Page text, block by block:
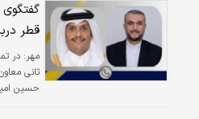
گفتگوی
قطر
مهر: در
ثانی
حسین